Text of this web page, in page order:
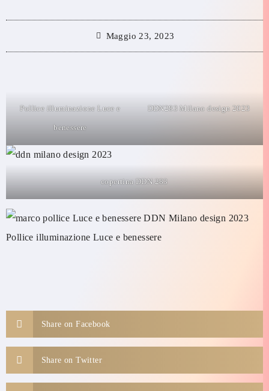
Maggio 23, 2023
Pollice illuminazione Luce e
benessere
DDN283 Milano design 2023
copertina DDN 283
Pollice illuminazione Luce e benessere
Share on Facebook
Share on Twitter